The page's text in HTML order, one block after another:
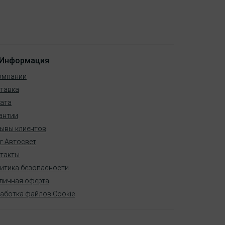
Информация
клиентов
Автосвет
безопасности
оферта
файлов Cookie